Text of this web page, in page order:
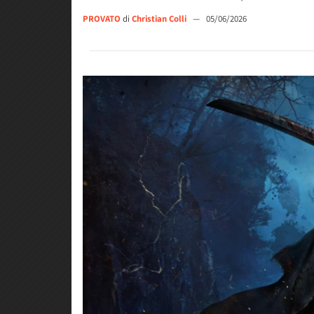
PROVATO di Christian Colli — 05/06/2026